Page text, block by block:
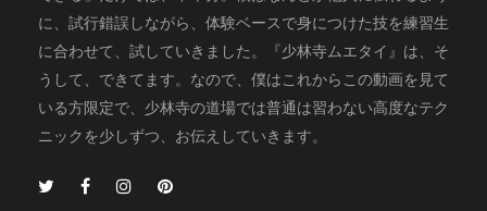
に、試行錯誤しながら、体験ベースで身につけた技を練習生
に合わせて、試していきました。『少林寺ムエタイ』は、そ
うして、できてます。なので、僕はこれからこの動画を見て
いる方限定で、少林寺の道場では普通は習わない高度なテク
ニックを少しずつ、お伝えしていきます。